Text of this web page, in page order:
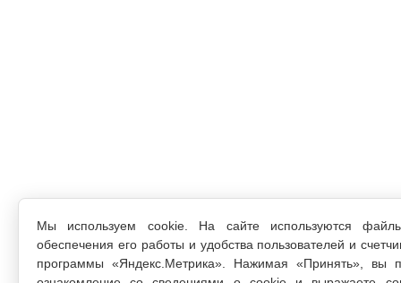
Мы используем cookie. На сайте используются
обеспечения его работы и удобства пользователей и
программы «Яндекс.Метрика». Нажимая «Принять», вы